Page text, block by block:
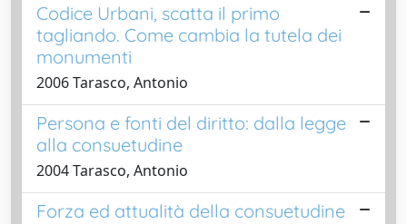
Codice Urbani, scatta il primo
tagliando. Come cambia la tutela dei
monumenti
2006 Tarasco, Antonio
Persona e fonti del diritto: dalla legge
alla consuetudine
2004 Tarasco, Antonio
Forza ed attualità della consuetudine